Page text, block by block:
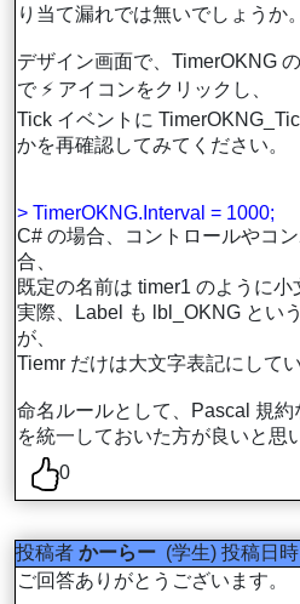
り当て漏れでは無いでしょうか。
デザイン画面で、TimerOKNG
で ⚡ アイコンをクリックし、
Tick イベントに
かを再確認してみてください。
> TimerOKNG.Interval = 1000;
C# の場合、コントロールやコ
合、
既定の名前は timer1 のように小
実際、Label も lbl_OKNG とい
が、
Tiemr だけは大文字表記にして
命名ルールとして、Pascal 規
を統一しておいた方が良いと思
0
投稿者 かーらー (学生) 投稿日時
ご回答ありがとうございます。